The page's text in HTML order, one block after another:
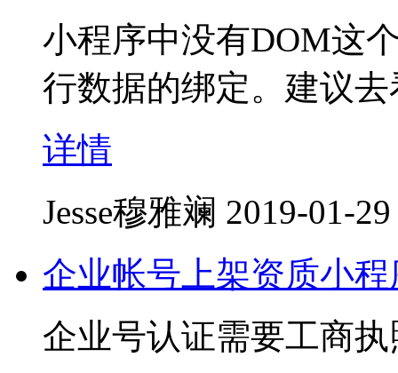
小程序中没有DOM这
行数据的绑定。建议
详情
Jesse穆雅斓 2019-01-
企业帐号上架资质小
企业号认证需要工商